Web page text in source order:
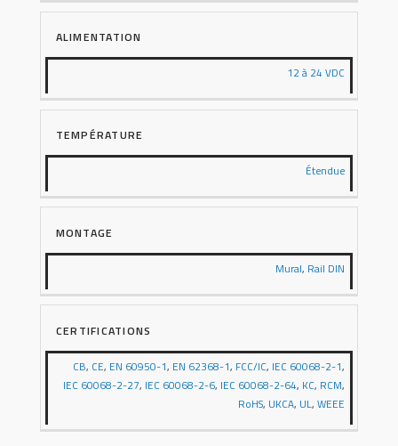
ALIMENTATION
12 à 24 VDC
TEMPÉRATURE
Étendue
MONTAGE
Mural, Rail DIN
CERTIFICATIONS
CB, CE, EN 60950-1, EN 62368-1, FCC/IC, IEC 60068-2-1,
IEC 60068-2-27, IEC 60068-2-6, IEC 60068-2-64, KC, RCM,
RoHS, UKCA, UL,WEEE